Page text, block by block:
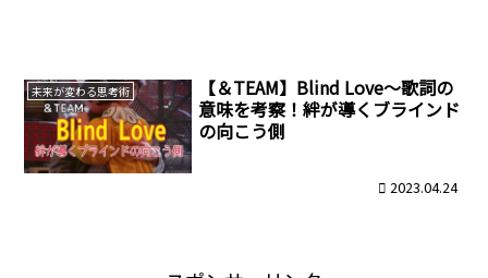
未来が変わる思考術
【＆TEAM】Blind Love～歌詞の
意味を考察！絆が導くブラインド
の向こう側
2023.04.24